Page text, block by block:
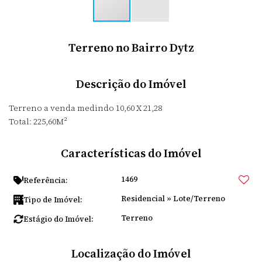
Terreno no Bairro Dytz
Descrição do Imóvel
Terreno a venda medindo 10,60 X 21,28
Total: 225,60M²
Características do Imóvel
Referência: 1469
Tipo de Imóvel: Residencial » Lote/Terreno
Estágio do Imóvel: Terreno
Localização do Imóvel